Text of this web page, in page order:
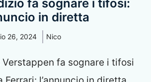
fa sognare i tifosi:
in diretta
26, 2024 Nico
Verstappen fa sognare i tifosi